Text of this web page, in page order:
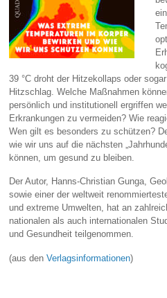
39 °C droht der Hitzekollaps oder
Hitzschlag. Welche Maßnahmen
persönlich und institutionell ergriffen
Erkrankungen zu vermeiden? Wie
Wen gilt es besonders zu schützen?
wie wir uns auf die nächsten
können, um gesund zu bleiben.
Der Autor, Hanns-Christian Gunga,
sowie einer der weltweit
und extreme Umwelten, hat an
nationalen als auch internationalen
und Gesundheit teilgenommen.
(aus denVerlagsinformationen)